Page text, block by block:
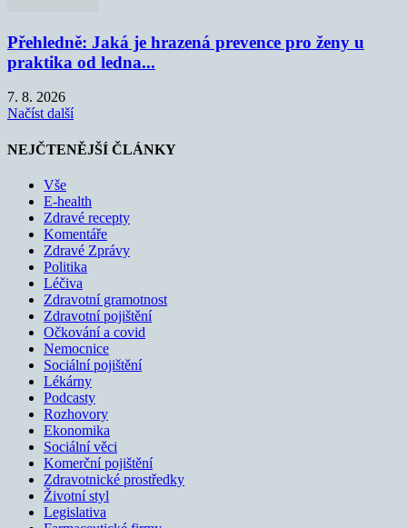
Přehledně: Jaká je hrazená prevence pro ženy u
praktika od ledna...
7. 8. 2026
Načíst další
NEJČTENĚJŠÍ ČLÁNKY
Vše
E-health
Zdravé recepty
Komentáře
Zdravé Zprávy
Politika
Léčiva
Zdravotní gramotnost
Zdravotní pojištění
Očkování a covid
Nemocnice
Sociální pojištění
Lékárny
Podcasty
Rozhovory
Ekonomika
Sociální věci
Komerční pojištění
Zdravotnické prostředky
Životní styl
Legislativa